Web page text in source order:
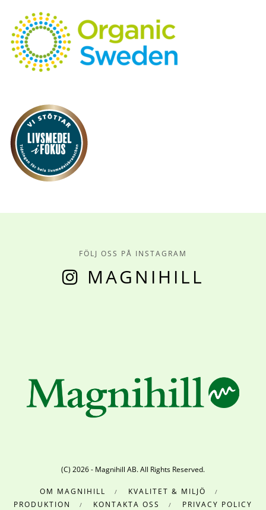
FÖLJ OSS PÅ INSTAGRAM
MAGNIHILL
(C) 2026 - Magnihill AB. All Rights Reserved.
OM MAGNIHILL
KVALITET & MILJÖ
PRODUKTION
KONTAKTA OSS PRIVACY POLICY